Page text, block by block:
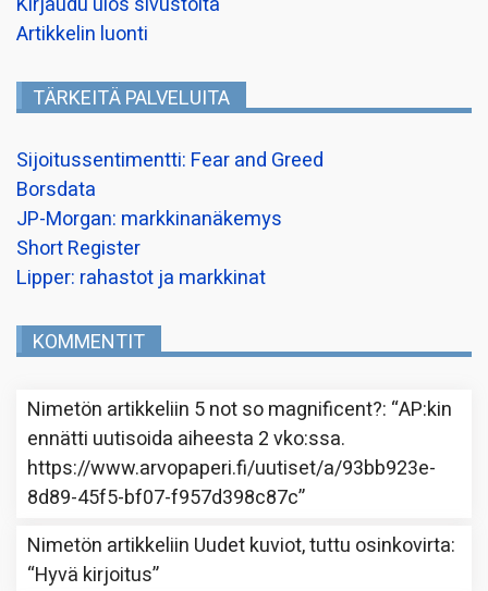
Artikkelin luonti
TÄRKEITÄ PALVELUITA
Sijoitussentimentti: Fear and Greed
Borsdata
JP-Morgan: markkinanäkemys
Short Register
Lipper: rahastot ja markkinat
KOMMENTIT
Nimetön artikkeliin 5 not so magnificent?: “AP:kin
ennätti uutisoida aiheesta 2 vko:ssa.
https://www.arvopaperi.fi/uutiset/a/93bb923e-
8d89-45f5-bf07-f957d398c87c”
Nimetön artikkeliin Uudet kuviot, tuttu osinkovirta:
“Hyvä kirjoitus”